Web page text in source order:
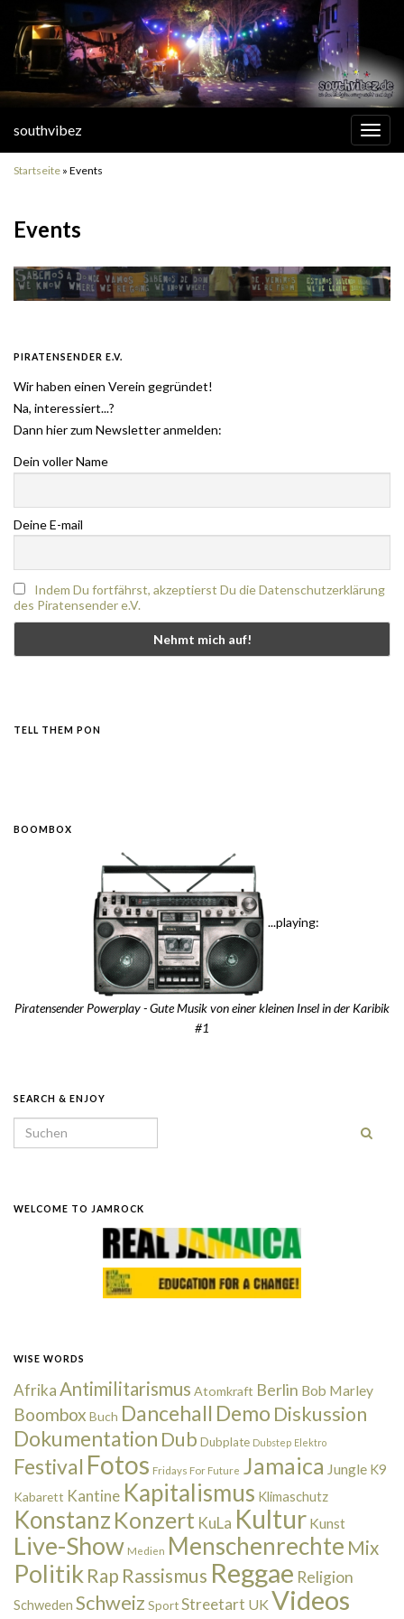
southvibez
Startseite » Events
Events
PIRATENSENDER E.V.
Wir haben einen Verein gegründet!
Na, interessiert...?
Dann hier zum Newsletter anmelden:
Dein voller Name
Deine E-mail
Indem Du fortfährst, akzeptierst Du die Datenschutzerklärung
des Piratensender e.V.
TELL THEM PON
BOOMBOX
...playing:
Piratensender Powerplay - Gute Musik von einer kleinen Insel in der Karibik
#1
SEARCH & ENJOY
Search for:
WELCOME TO JAMROCK
WISE WORDS
Afrika Antimilitarismus Atomkraft Berlin Bob Marley
Boombox Buch Dancehall Demo Diskussion
Dokumentation Dub Dubplate Dubstep Elektro
Festival Fotos Fridays For Future Jamaica Jungle K9
Kabarett Kantine Kapitalismus Klimaschutz
Konstanz Konzert KuLa Kultur Kunst
Live-Show Medien Menschenrechte Mix
Politik Rap Rassismus Reggae Religion
Schweden Schweiz SportStreetart UKVideos